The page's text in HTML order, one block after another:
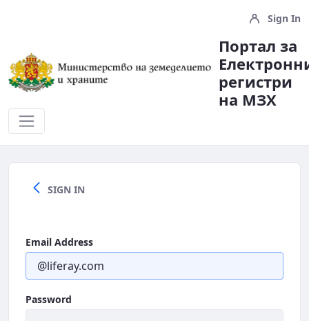
Sign In
Портал за
регистри
на МЗX
Полезни Връзки
SIGN IN
Email Address
Password